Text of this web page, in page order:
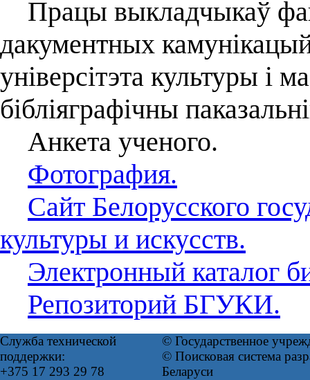
Працы выкладчыкаў
дакументных
універсітэта культуры і
бібліяграфічны
Анкета ученого.
Фотография.
Сайт Белорусского
культуры и искусств.
Электронный каталог
Репозиторий БГУКИ.
Служба технической
поддержки:
+375 17 293 29 78
© Государственное
© Поисковая система
Беларуси